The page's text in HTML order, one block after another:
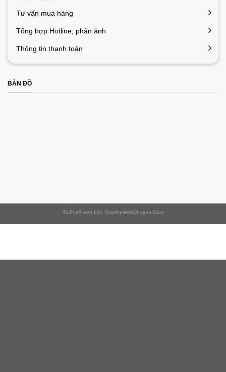
Tư vấn mua hàng
Tổng hợp Hotline, phản ánh
Thông tin thanh toán
BẢN ĐỒ
Thiết kế web bởi: ThietKeWebChuyen.Com